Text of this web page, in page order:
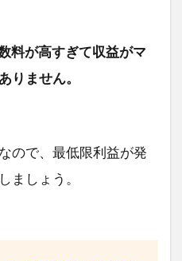
料が高すぎて収益がマ
りません。
ので、最低限利益が発
ましょう。